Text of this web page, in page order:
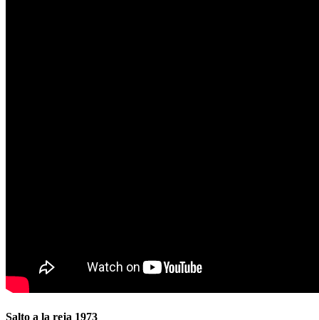
Salto a la reja 1973